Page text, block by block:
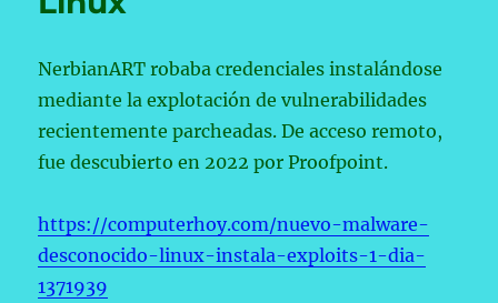
NerbianART robaba credenciales instalándose
mediante la explotación de vulnerabilidades
recientemente parcheadas. De acceso remoto,
fue descubierto en 2022 por Proofpoint.
https://computerhoy.com/nuevo-malware-
desconocido-linux-instala-exploits-1-dia-
1371939